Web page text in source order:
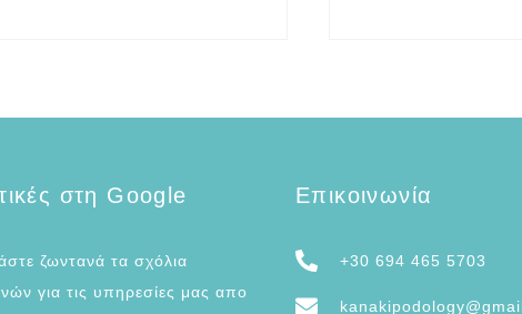
στη Google
ζωντανά τα σχόλια
για τις υπηρεσίες μας απο
Επικοινωνία
+30 694 465 5703